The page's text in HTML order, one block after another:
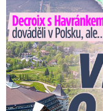
Decroix s Havránkem